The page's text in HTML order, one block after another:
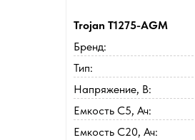
Trojan T1275-AGM
Бренд:
Тип:
Напряжение, В:
Емкость C5, Ач:
Емкость C20, Ач: